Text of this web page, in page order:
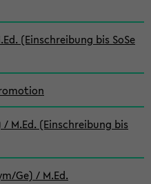
(Einschreibung bis SoSe
M.Ed. (Einschreibung bis
Ge) / M.Ed.